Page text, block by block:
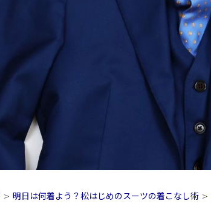
> 明日は何着よう？松はじめのスーツの着こなし術 >